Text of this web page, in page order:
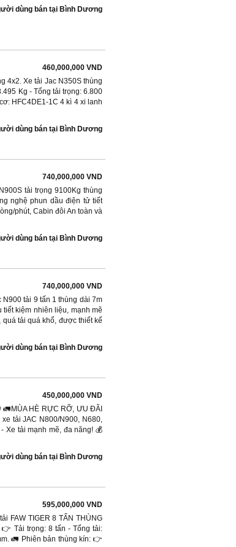
dùng bán tại Bình Dương
460,000,000 VND
4x2. Xe tải Jac N350S thùng
Kg - Tổng tải trọng: 6.800
HFC4DE1-1C 4 kì 4 xi lanh
dùng bán tại Bình Dương
740,000,000 VND
tải trọng 9100Kg thùng
nghệ phun dầu điện tử tiết
phút, Cabin đôi An toàn và
dùng bán tại Bình Dương
740,000,000 VND
N900 tải 9 tấn 1 thùng dài 7m
kiệm nhiên liệu, mạnh mẽ
tải quá khổ, được thiết kế
dùng bán tại Bình Dương
450,000,000 VND
HÈ RỰC RỠ, ƯU ĐÃI
tải JAC N800/N900, N680,
Xe tải mạnh mẽ, đa năng! 💰
dùng bán tại Bình Dương
595,000,000 VND
FAW TIGER 8 TẤN THÙNG
Tải trọng: 8 tấn - Tổng tải:
🚛 Phiên bản thùng kín: 👉